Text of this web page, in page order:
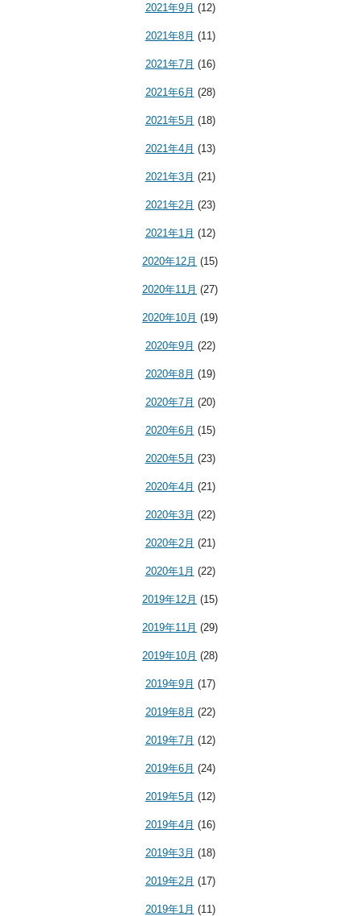
2021年9月 (12)
2021年8月 (11)
2021年7月 (16)
2021年6月 (28)
2021年5月 (18)
2021年4月 (13)
2021年3月 (21)
2021年2月 (23)
2021年1月 (12)
2020年12月 (15)
2020年11月 (27)
2020年10月 (19)
2020年9月 (22)
2020年8月 (19)
2020年7月 (20)
2020年6月 (15)
2020年5月 (23)
2020年4月 (21)
2020年3月 (22)
2020年2月 (21)
2020年1月 (22)
2019年12月 (15)
2019年11月 (29)
2019年10月 (28)
2019年9月 (17)
2019年8月 (22)
2019年7月 (12)
2019年6月 (24)
2019年5月 (12)
2019年4月 (16)
2019年3月 (18)
2019年2月 (17)
2019年1月 (11)